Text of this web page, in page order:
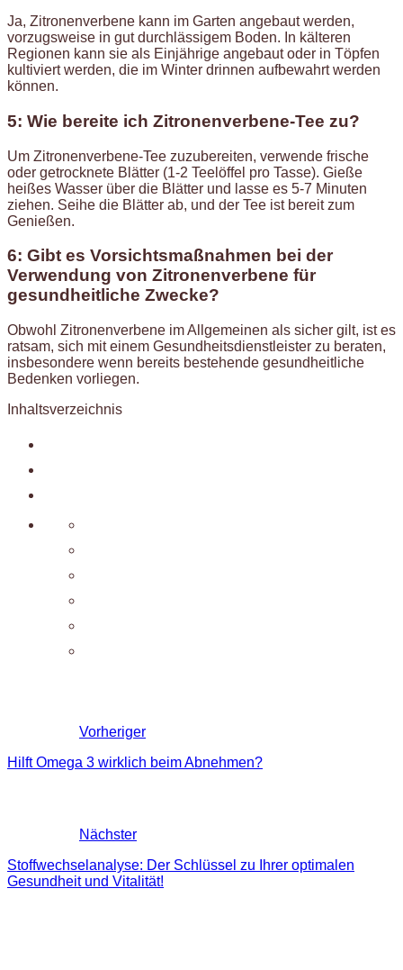
Ja, Zitronenverbene kann im Garten angebaut werden,
vorzugsweise in gut durchlässigem Boden. In kälteren
Regionen kann sie als Einjährige angebaut oder in Töpfen
kultiviert werden, die im Winter drinnen aufbewahrt werden
können.
5: Wie bereite ich Zitronenverbene-Tee zu?
Um Zitronenverbene-Tee zuzubereiten, verwende frische
oder getrocknete Blätter (1-2 Teelöffel pro Tasse). Gieße
heißes Wasser über die Blätter und lasse es 5-7 Minuten
ziehen. Seihe die Blätter ab, und der Tee ist bereit zum
Genießen.
6: Gibt es Vorsichtsmaßnahmen bei der
Verwendung von Zitronenverbene für
gesundheitliche Zwecke?
Obwohl Zitronenverbene im Allgemeinen als sicher gilt, ist es
ratsam, sich mit einem Gesundheitsdienstleister zu beraten,
insbesondere wenn bereits bestehende gesundheitliche
Bedenken vorliegen.
Inhaltsverzeichnis
Vorheriger
Hilft Omega 3 wirklich beim Abnehmen?
Nächster
Stoffwechselanalyse: Der Schlüssel zu Ihrer optimalen
Gesundheit und Vitalität!